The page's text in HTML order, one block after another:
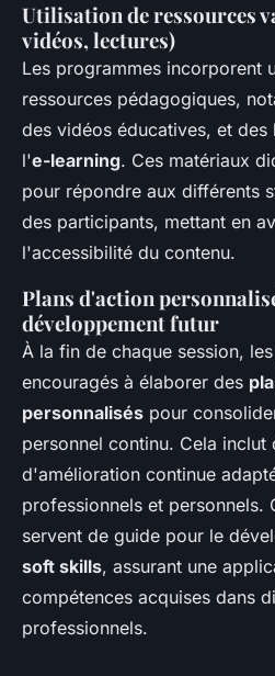
Utilisation de ressources
vidéos, lectures)
Les programmes incorporent
ressources pédagogiques,
des vidéos éducatives, et
l'e-learning. Ces matériaux
pour répondre aux différents
des participants, mettant en
l'accessibilité du contenu.
Plans d'action
développement futur
À la fin de chaque session,
encouragés à élaborer des
personnalisés pour
personnel continu. Cela inclut
d'amélioration continue
professionnels et personnels.
servent de guide pour le
soft skills, assurant une
compétences acquises dans
professionnels.